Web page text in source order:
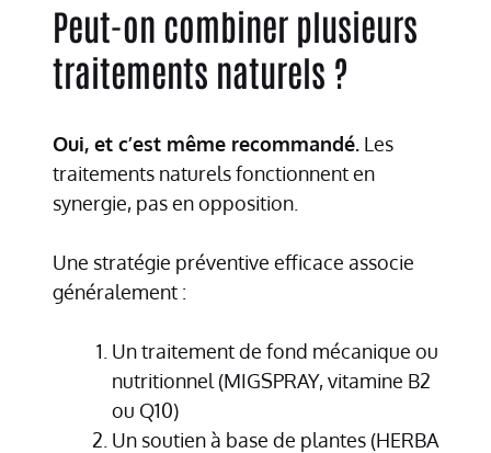
Peut-on combiner plusieurs
traitements naturels ?
Oui, et c’est même recommandé. Les
traitements naturels fonctionnent en
synergie, pas en opposition.
Une stratégie préventive efficace associe
généralement :
Un traitement de fond mécanique ou
nutritionnel (MIGSPRAY, vitamine B2
ou Q10)
Un soutien à base de plantes (HERBA